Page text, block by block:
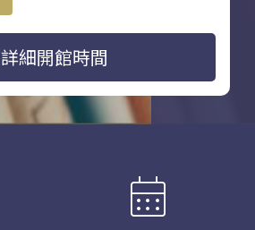
詳細開館時間
calendar_month